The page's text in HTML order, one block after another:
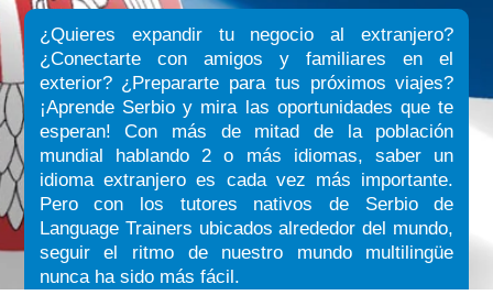
¿Quieres expandir tu negocio al extranjero?
¿Conectarte con amigos y familiares en el
exterior? ¿Prepararte para tus próximos viajes?
¡Aprende Serbio y mira las oportunidades que te
esperan! Con más de mitad de la población
mundial hablando 2 o más idiomas, saber un
idioma extranjero es cada vez más importante.
Pero con los tutores nativos de Serbio de
Language Trainers ubicados alrededor del mundo,
seguir el ritmo de nuestro mundo multilingüe
nunca ha sido más fácil.